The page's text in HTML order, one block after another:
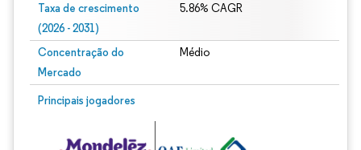
Taxa de crescimento
(2026 - 2031)
5.86% CAGR
Concentração do
Mercado
Médio
Principais jogadores
Imagem © Mordor Intelligence. O reuso requer atribuição conforme CC BY 4.0.